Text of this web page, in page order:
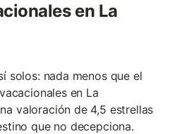
en La
solos: nada menos que el
en La
valoración de 4,5 estrellas
que no decepciona.